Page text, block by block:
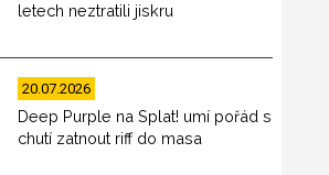
letech neztratili jiskru
20.07.2026
Deep Purple na Splat! umí pořád s
chutí zatnout riff do masa